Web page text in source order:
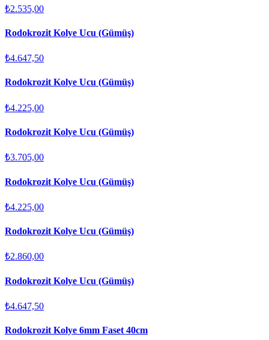
₺2.535,00
Rodokrozit Kolye Ucu (Gümüş)
₺4.647,50
Rodokrozit Kolye Ucu (Gümüş)
₺4.225,00
Rodokrozit Kolye Ucu (Gümüş)
₺3.705,00
Rodokrozit Kolye Ucu (Gümüş)
₺4.225,00
Rodokrozit Kolye Ucu (Gümüş)
₺2.860,00
Rodokrozit Kolye Ucu (Gümüş)
₺4.647,50
Rodokrozit Kolye 6mm Faset 40cm